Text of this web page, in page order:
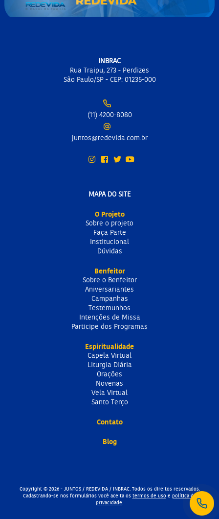
INBRAC
Rua Traipu, 273 - Perdizes
São Paulo/SP - CEP: 01235-000
(11) 4200-8080
juntos@redevida.com.br
MAPA DO SITE
O Projeto
Sobre o projeto
Faça Parte
Institucional
Dúvidas
Benfeitor
Sobre o Benfeitor
Aniversariantes
Campanhas
Testemunhos
Intenções de Missa
Participe dos Programas
Espiritualidade
Capela Virtual
Liturgia Diária
Orações
Novenas
Vela Virtual
Santo Terço
Contato
Blog
Copyright © 2026 - JUNTOS / REDEVIDA / INBRAC. Todos os direitos reservados.
Cadastrando-se nos formulários você aceita ostermos de usoe política de
privacidade.